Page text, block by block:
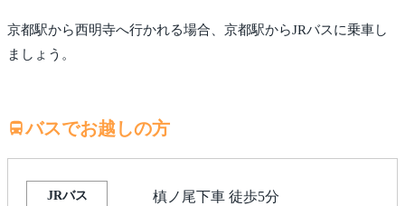
京都駅から西明寺へ行かれる場合、京都駅からJRバスに乗車し
ましょう。
バスでお越しの方
JRバス 槙ノ尾下車 徒歩5分